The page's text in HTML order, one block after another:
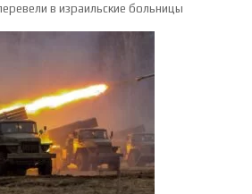
в израильские больницы